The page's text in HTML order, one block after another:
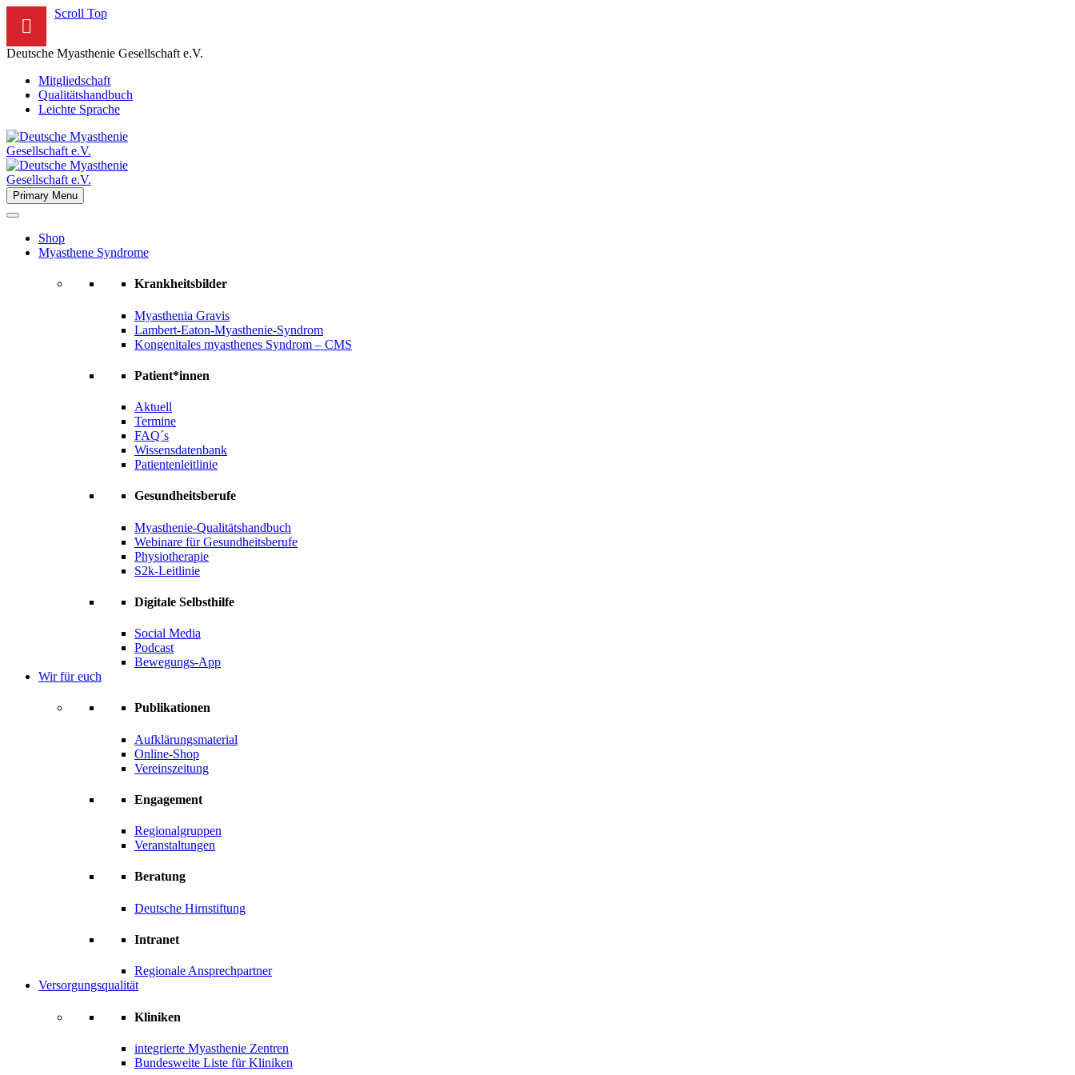
Scroll Top
Deutsche Myasthenie Gesellschaft e.V.
Mitgliedschaft
Qualitätshandbuch
Leichte Sprache
Primary Menu
Shop
Myasthene Syndrome
Krankheitsbilder
Myasthenia Gravis
Lambert-Eaton-Myasthenie-Syndrom
Kongenitales myasthenes Syndrom – CMS
Patient*innen
Aktuell
Termine
FAQ´s
Wissensdatenbank
Patientenleitlinie
Gesundheitsberufe
Myasthenie-Qualitätshandbuch
Webinare für Gesundheitsberufe
Physiotherapie
S2k-Leitlinie
Digitale Selbsthilfe
Social Media
Podcast
Bewegungs-App
Wir für euch
Publikationen
Aufklärungsmaterial
Online-Shop
Vereinszeitung
Engagement
Regionalgruppen
Veranstaltungen
Beratung
Deutsche Hirnstiftung
Intranet
Regionale Ansprechpartner
Versorgungsqualität
Kliniken
integrierte Myasthenie Zentren
Bundesweite Liste für Kliniken